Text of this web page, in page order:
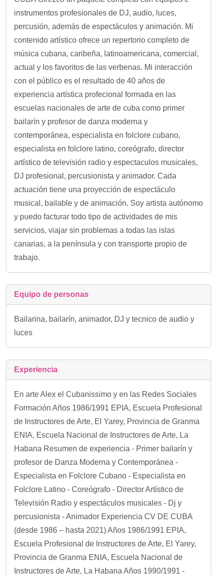
instrumentos profesionales de DJ, audio, luces,
percusión, además de espectáculos y animación. Mi
contenido artístico ofrece un repertorio completo de
música cubana, caribeña, latinoamericana, comercial,
actual y los favoritos de las verbenas. Mi interacción
con el público es el resultado de 40 años de
experiencia artística profecional formada en las
escuelas nacionales de arte de cuba como primer
bailarín y profesor de danza moderna y
contemporánea, especialista en folclore cubano,
especialista en folclore latino, coreógrafo, director
artístico de televisión radio y espectaculos musicales,
DJ profesional, percusionista y animador. Cada
actuación tiene una proyección de espectáculo
musical, bailable y de animación. Soy artista autónomo
y puedo facturar todo tipo de actividades de mis
servicios, viajar sin problemas a todas las islas
canarias, a la península y con transporte propio de
trabajo.
Equipo de personas
Bailarina, bailarín, animador, DJ y tecnico de audio y
luces
Experiencia
En arte Alex el Cubanissimo y en las Redes Sociales
Formación Años 1986/1991 EPIA, Escuela Profesional
de Instructores de Arte, El Yarey, Provincia de Granma
ENIA, Escuela Nacional de Instructores de Arte, La
Habana Resumen de experiencia - Primer bailarín y
profesor de Danza Moderna y Contemporánea -
Especialista en Folclore Cubano - Especialista en
Folclore Latino - Coreógrafo - Director Artístico de
Televisión Radio y espectáculos musicales - Dj y
percusionista - Animador Experiencia CV DE CUBA
(desde 1986 – hasta 2021) Años 1986/1991 EPIA,
Escuela Profesional de Instructores de Arte, El Yarey,
Provincia de Granma ENIA, Escuela Nacional de
Instructores de Arte, La Habana Años 1990/1991 -